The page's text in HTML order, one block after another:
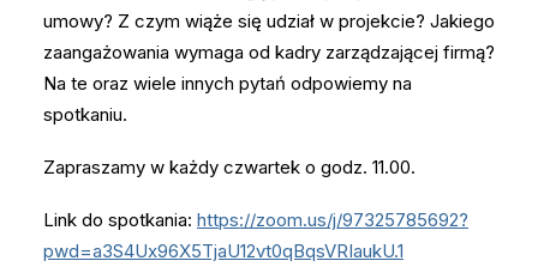
umowy? Z czym wiąże się udział w projekcie? Jakiego
zaangażowania wymaga od kadry zarządzającej firmą?
Na te oraz wiele innych pytań odpowiemy na
spotkaniu.
Zapraszamy w każdy czwartek o godz. 11.00.
Link do spotkania: https://zoom.us/j/97325785692?
pwd=a3S4Ux96X5TjaU12vt0qBqsVRIaukU.1